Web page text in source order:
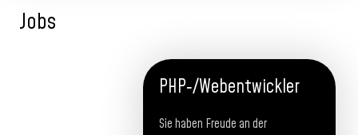
Jobs
PHP‐/Webentwickler
Sie haben Freude an der